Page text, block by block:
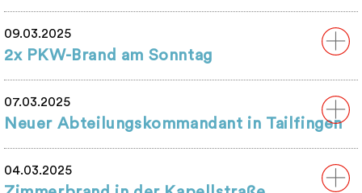
09.03.2025
2x PKW-Brand am Sonntag
07.03.2025
Neuer Abteilungskommandant in Tailfingen
04.03.2025